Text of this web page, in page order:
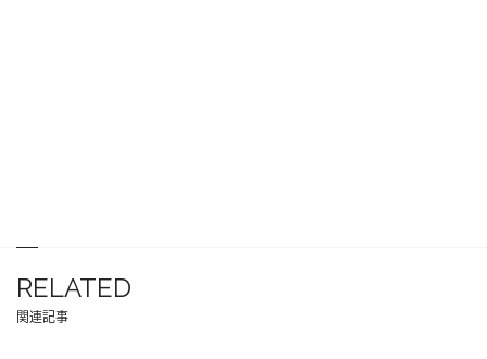
RELATED
関連記事